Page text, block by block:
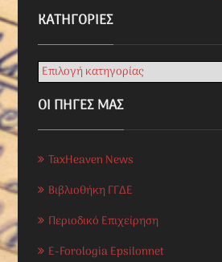
KΑΤΗΓΟΡΊΕΣ
ΟΙ ΠΗΓΕΣ ΜΑΣ
TaxHeaven News
Βιβλιοθήκη ΓΓΔΕ
Περιοδικό Επιχείρηση
E-Forologia Epsilonnet